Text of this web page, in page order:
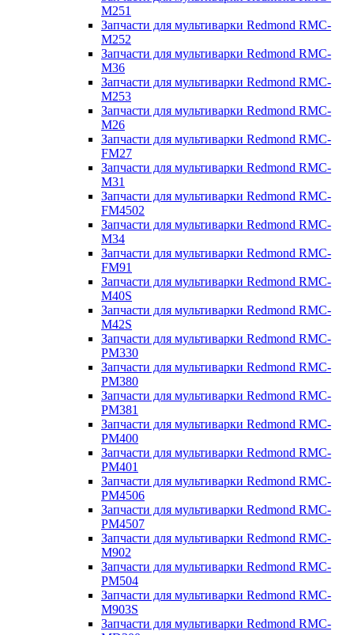
M251
Запчасти для мультиварки Redmond RMC-
M252
Запчасти для мультиварки Redmond RMC-
M36
Запчасти для мультиварки Redmond RMC-
M253
Запчасти для мультиварки Redmond RMC-
M26
Запчасти для мультиварки Redmond RMC-
FM27
Запчасти для мультиварки Redmond RMC-
M31
Запчасти для мультиварки Redmond RMC-
FM4502
Запчасти для мультиварки Redmond RMC-
M34
Запчасти для мультиварки Redmond RMC-
FM91
Запчасти для мультиварки Redmond RMC-
M40S
Запчасти для мультиварки Redmond RMC-
M42S
Запчасти для мультиварки Redmond RMC-
PM330
Запчасти для мультиварки Redmond RMC-
PM380
Запчасти для мультиварки Redmond RMC-
PM381
Запчасти для мультиварки Redmond RMC-
PM400
Запчасти для мультиварки Redmond RMC-
PM401
Запчасти для мультиварки Redmond RMC-
PM4506
Запчасти для мультиварки Redmond RMC-
PM4507
Запчасти для мультиварки Redmond RMC-
M902
Запчасти для мультиварки Redmond RMC-
PM504
Запчасти для мультиварки Redmond RMC-
M903S
Запчасти для мультиварки Redmond RMC-